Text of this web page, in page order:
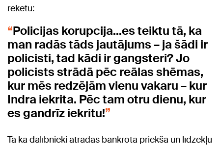
reketu:
Policijas korupcija...es teiktu tā, ka
man radās tāds jautājums – ja šādi ir
policisti, tad kādi ir gangsteri? Jo
policists strādā pēc reālas shēmas,
kur mēs redzējām vienu vakaru – kur
Indra iekrita. Pēc tam otru dienu, kur
es gandrīz iekritu!
Tā kā dalībnieki atradās bankrota priekšā un līdzekļu